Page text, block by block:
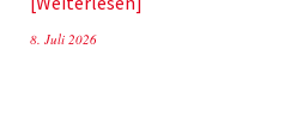
8. Juli 2026